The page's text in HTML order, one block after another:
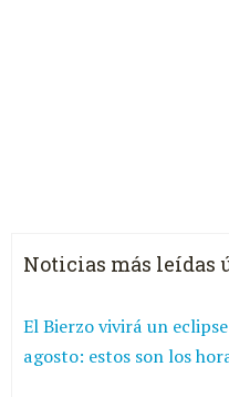
Noticias más leídas
El Bierzo vivirá un
agosto: estos son los